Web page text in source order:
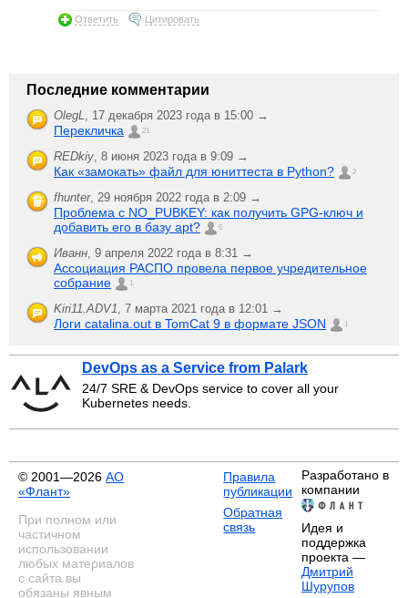
Ответить Цитировать
Последние комментарии
OlegL, 17 декабря 2023 года в 15:00 →
Перекличка 21
REDkiy, 8 июня 2023 года в 9:09 →
Как «замокать» файл для юниттеста в Python? 2
fhunter, 29 ноября 2022 года в 2:09 →
Проблема с NO_PUBKEY: как получить GPG-ключ и
добавить его в базу apt?
6
Иванн, 9 апреля 2022 года в 8:31 →
Ассоциация РАСПО провела первое учредительное
собрание
1
Kiri11.ADV1, 7 марта 2021 года в 12:01 →
Логи catalina.out в TomCat 9 в формате JSON 1
DevOps as a Service from Palark
24/7 SRE & DevOps service to cover all your
Kubernetes needs.
© 2001—2026 АО
«Флант»
При полном или
частичном
использовании
любых материалов
с сайта вы
обязаны явным
Правила
публикации
Обратная
связь
Разработано в
компании
Идея и
поддержка
проекта —
Дмитрий
Шурупов